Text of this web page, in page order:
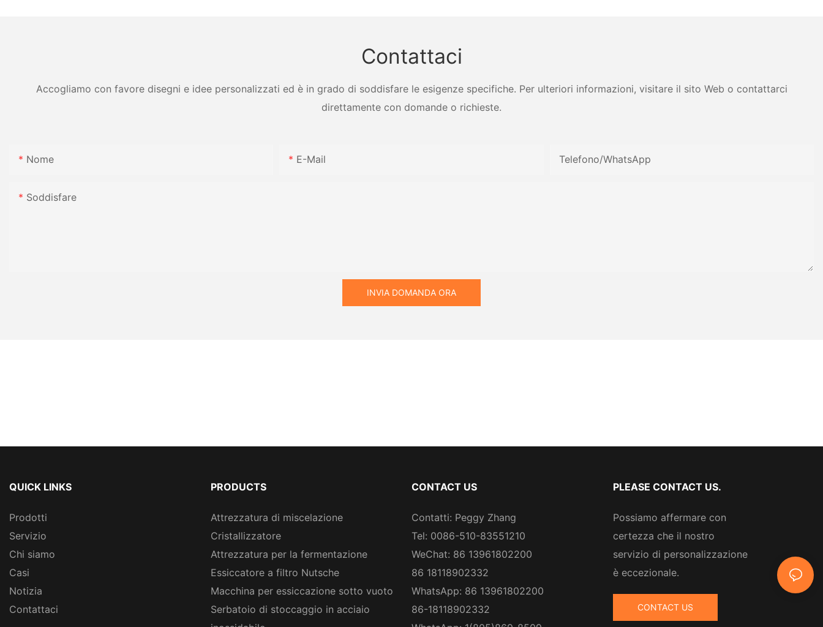
Contattaci
Accogliamo con favore disegni e idee personalizzati ed è in grado di soddisfare le esigenze specifiche. Per ulteriori informazioni, visitare il sito Web o contattarci
direttamente con domande o richieste.
Nome E-Mail Telefono/WhatsApp
Soddisfare
INVIA DOMANDA ORA
QUICK LINKS
Prodotti
Servizio
Chi siamo
Casi
Notizia
Contattaci
PRODUCTS
Attrezzatura di miscelazione
Cristallizzatore
Attrezzatura per la fermentazione
Essiccatore a filtro Nutsche
Macchina per essiccazione sotto vuoto
Serbatoio di stoccaggio in acciaio
CONTACT US
Contatti: Peggy Zhang
Tel: 0086-510-83551210
WeChat: 86 13961802200
86 18118902332
WhatsApp: 86 13961802200
86-18118902332
PLEASE CONTACT US.
Possiamo affermare con
certezza che il nostro
servizio di personalizzazione
è eccezionale.
CONTACT US